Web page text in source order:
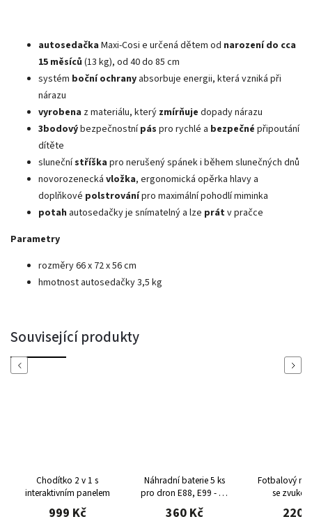
autosedačka Maxi-Cosi e určená dětem od narození do cca
15 měsíců (13 kg), od 40 do 85 cm
systém boční ochrany absorbuje energii, která vzniká při
nárazu
vyrobena z materiálu, který zmírňuje dopady nárazu
3bodovýbezpečnostnípás pro rychlé a bezpečné připoutání
dítěte
slunečnístříška pro nerušený spánek i během slunečných dnů
novorozenecká vložka, ergonomická opěrka hlavy a
doplňkové polstrovánípro maximální pohodlí miminka
potah autosedačky je snímatelný a lze prátv pračce
Parametry
rozměry 66 x 72 x 56 cm
hmotnost autosedačky 3,5 kg
Související produkty
Previous
Chodítko 2 v 1 s
interaktivním panelem
999 Kč
Náhradní baterie 5 ks
pro dron E88, E99 - Li-
Po 3,7V 1800mAh s
výdrží až 15 minut letu
360 Kč
Fotbalový
se
220
Next